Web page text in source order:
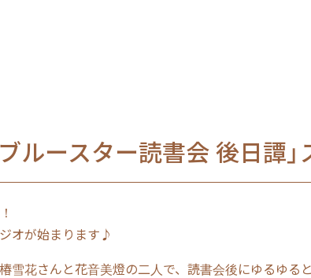
ルースター読書会 後日譚」
オが始まります♪
雪花さんと花音美燈の二人で、読書会後にゆるゆる